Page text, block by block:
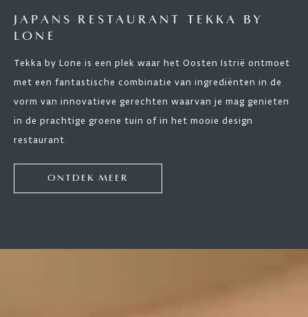
JAPANS RESTAURANT TEKKA BY
LONE
Tekka by Lone is een plek waar het Oosten Istrië ontmoet
met een fantastische combinatie van ingrediënten in de
vorm van innovatieve gerechten waarvan je mag genieten
in de prachtige groene tuin of in het mooie design
restaurant.
ONTDEK MEER